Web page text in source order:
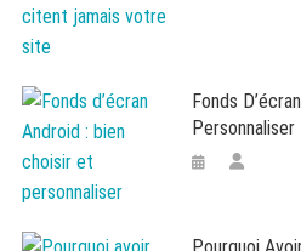
Fonds
Personnaliser